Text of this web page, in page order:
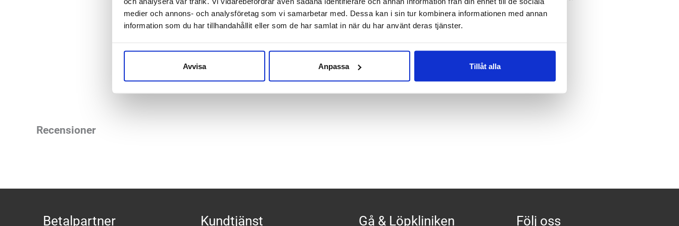
medier och annons- och analysföretag som vi samarbetar med. Dessa kan i sin tur kombinera informationen med annan
information som du har tillhandahållit eller som de har samlat in när du har använt deras tjänster.
Avvisa Anpassa Tillåt alla
Over the calf längd – knähög strumpa
Material:38% Nylon, 30% Polyester, 29% Ull, 3% Elastane
Recensioner
Betalpartner Kundtjänst Gå & Löpkliniken Följ oss